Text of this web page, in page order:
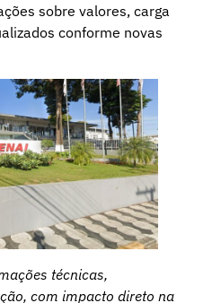
sobre valores, carga
conforme novas
técnicas,
com impacto direto na